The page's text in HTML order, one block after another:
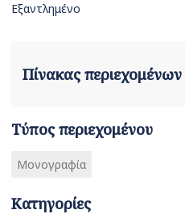
Εξαντλημένο
Πίνακας περιεχομένων
Τύπος περιεχομένου
Μονογραφία
Κατηγορίες